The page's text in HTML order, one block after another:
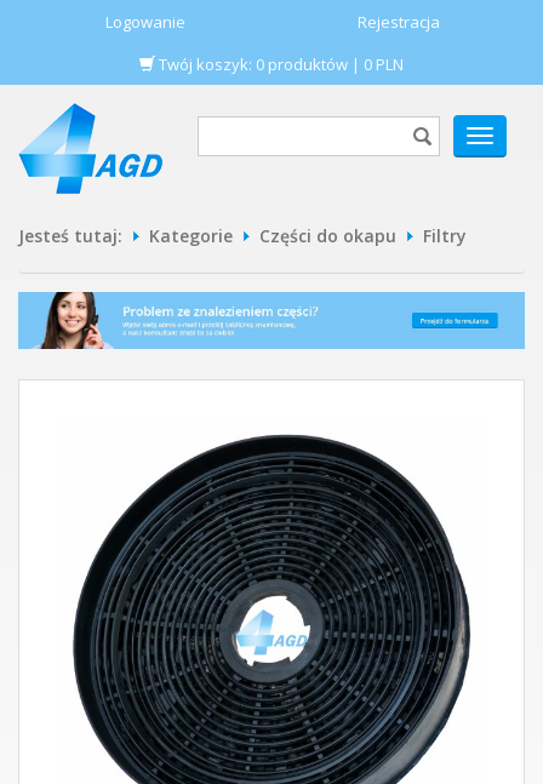
Logowanie
Rejestracja
Twój koszyk: 0 produktów | 0 PLN
POKAŻ
MENU
Jesteś tutaj: Kategorie Części do okapu Filtry